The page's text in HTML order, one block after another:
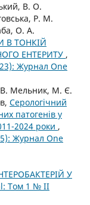
В. О.
Р. М.
О. А.
В ТОНКІЙ
ЕНТЕРИТУ ,
Журнал One
Мельник, М. Є.
Серологічний
патогенів у
2024 роки ,
Журнал One
У
Том 1 № II